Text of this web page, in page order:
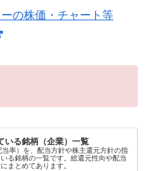
の株価・チャート等
いる銘柄（企業）一覧
率）を、配当方針や株主還元方針の指
る銘柄の一覧です。総還元性向や配当
まとめてあります。